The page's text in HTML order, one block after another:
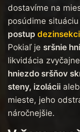
dostavíme na
posúdime
postup
Pokiaľ je sršnie
likvidácia
hniezdo sršňov
steny, izolácii
mieste, jeho
náročnejšie.